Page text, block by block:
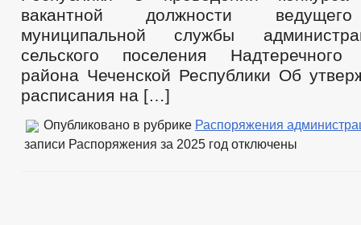
вакантной должности
муниципальной службы
сельского поселения Надтеречного
района Чеченской Республики Об
расписания на […]
Опубликовано в рубрике Распоряжения
записи Распоряжения за 2025 год отключены